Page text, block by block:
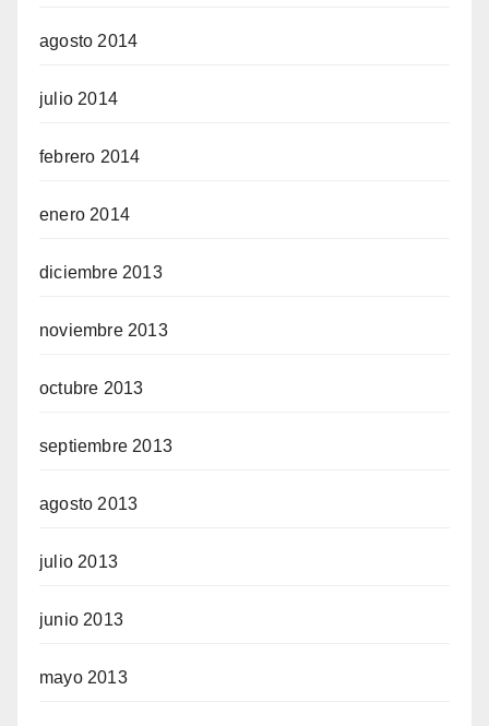
agosto 2014
julio 2014
febrero 2014
enero 2014
diciembre 2013
noviembre 2013
octubre 2013
septiembre 2013
agosto 2013
julio 2013
junio 2013
mayo 2013